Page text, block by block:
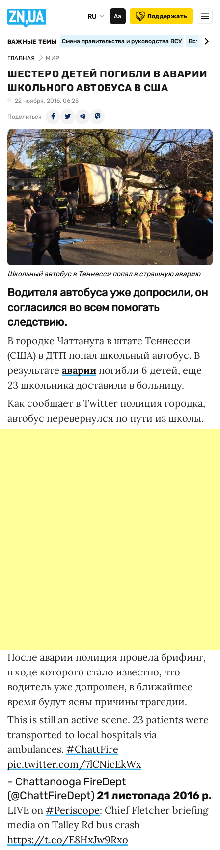
RU Аа Поддержать
ВАЖНЫЕ ТЕМЫ Смена правительства и руководства ВСУ
ГЛАВНАЯ МИР
ШЕСТЕРО ДЕТЕЙ ПОГИБЛИ В АВАРИИ
ШКОЛЬНОГО АВТОБУСА В США
22 ноября, 2016, 06:25
Поделиться
Школьный автобус в Теннесси попал в страшную аварию
Водителя автобуса уже допросили, он
согласился во всем помогать
следствию.
В городке Чаттануга в штате Теннесси
(США) в ДТП попал школьный автобус. В
результате аварии погибли 6 детей, еще
23 школьника доставили в больницу.
Как сообщает в Twitter полиция городка,
автобус перевернулся по пути из школы.
После аварии полиция провела брифинг,
в ходе которого стало известно, что
водитель уже допрошен, в ближайшее
время будут ясны причины трагедии.
This is still an active scene. 23 patients were
transported to local hospitals via
ambulances. #ChattFire
pic.twitter.com/7lCNicEkWx
- Chattanooga FireDept
(@ChattFireDept) 21 листопада 2016 р.
LIVE on #Periscope: Chief Fletcher briefing
media on Talley Rd bus crash
https://t.co/E8HxJw9Rxo